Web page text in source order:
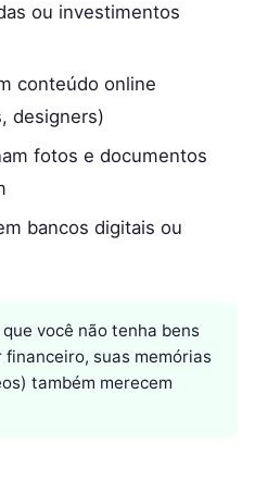
ou investimentos
conteúdo online
designers)
fotos e documentos
bancos digitais ou
você não tenha bens
suas memórias
também merecem